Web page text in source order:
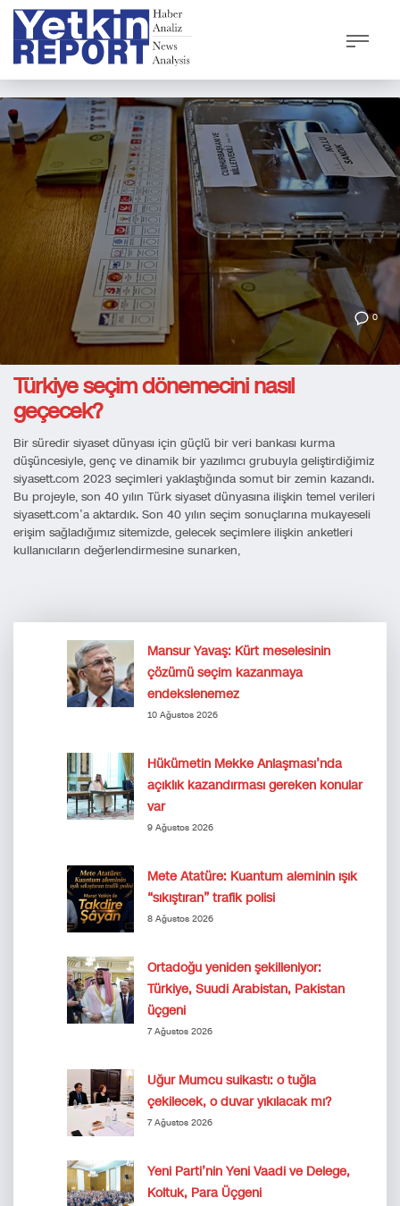
0
Türkiye seçim dönemecini nasıl
geçecek?
Bir süredir siyaset dünyası için güçlü bir veri bankası kurma
düşüncesiyle, genç ve dinamik bir yazılımcı grubuyla geliştirdiğimiz
siyasett.com 2023 seçimleri yaklaştığında somut bir zemin kazandı.
Bu projeyle, son 40 yılın Türk siyaset dünyasına ilişkin temel verileri
siyasett.com’a aktardık. Son 40 yılın seçim sonuçlarına mukayeseli
erişim sağladığımız sitemizde, gelecek seçimlere ilişkin anketleri
kullanıcıların değerlendirmesine sunarken,
Mansur Yavaş: Kürt meselesinin
çözümü seçim kazanmaya
endekslenemez
10 Ağustos 2026
Hükümetin Mekke Anlaşması’nda
açıklık kazandırması gereken konular
var
9 Ağustos 2026
Mete Atatüre: Kuantum aleminin ışık
“sıkıştıran” trafik polisi
8 Ağustos 2026
Ortadoğu yeniden şekilleniyor:
Türkiye, Suudi Arabistan, Pakistan
üçgeni
7 Ağustos 2026
Uğur Mumcu suikastı: o tuğla
çekilecek, o duvar yıkılacak mı?
7 Ağustos 2026
Yeni Parti’nin Yeni Vaadi ve Delege,
Koltuk, Para Üçgeni